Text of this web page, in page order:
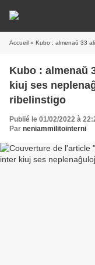
Accueil » Kubo : almenaŭ 33 aliaj
Kubo : almenaŭ
kiuj ses
ribelinstigo
Publié le 01/02/2022 à
Par neniammilitointerni